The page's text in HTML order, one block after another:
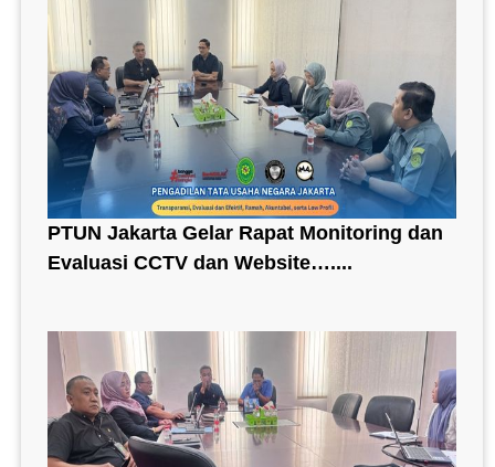
PTUN Jakarta Gelar Rapat Monitoring dan
Evaluasi CCTV dan Website…....